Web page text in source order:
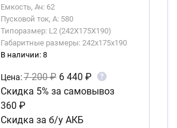
Емкость, Ач: 62
Пусковой ток, А: 580
Типоразмер: L2 (242X175X190)
Габаритные размеры: 242x175x190
В наличии: 8
Цена:7 200 ₽ 6 440 ₽ ?
Скидка 5% за самовывоз
360 ₽
Скидка за б/у АКБ